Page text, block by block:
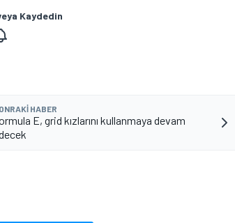
Kaydedin
HABER
E, grid kızlarını kullanmaya devam